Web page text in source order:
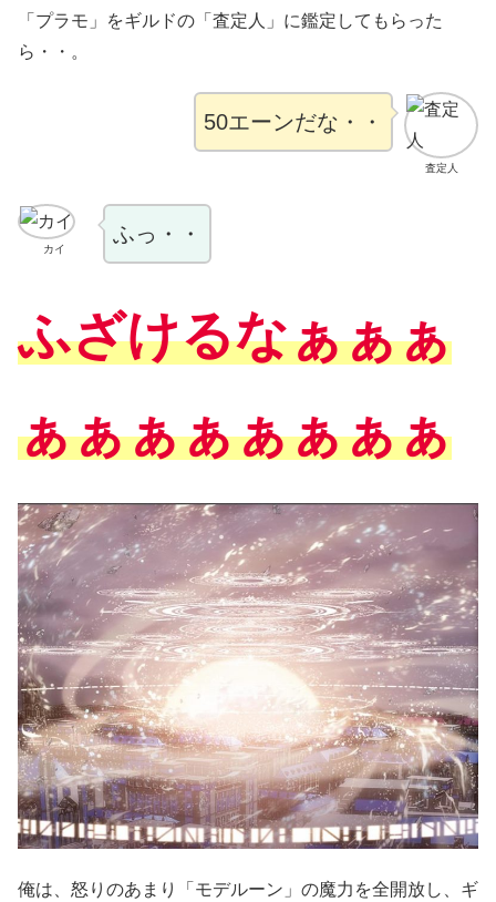
「プラモ」をギルドの「査定人」に鑑定してもらった
ら・・。
査定人
50エーンだな・・
カイ
ふっ・・
ふざけるなぁぁぁ
ぁぁぁぁぁぁぁぁ
俺は、怒りのあまり「モデルーン」の魔力を全開放し、ギ